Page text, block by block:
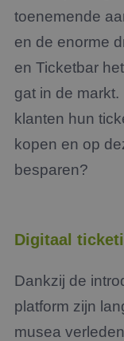
toenemende
en de enorme
en Ticketbar
gat in de
klanten hun
kopen en op
besparen?
Digitaal
Dankzij de
platform zijn
musea